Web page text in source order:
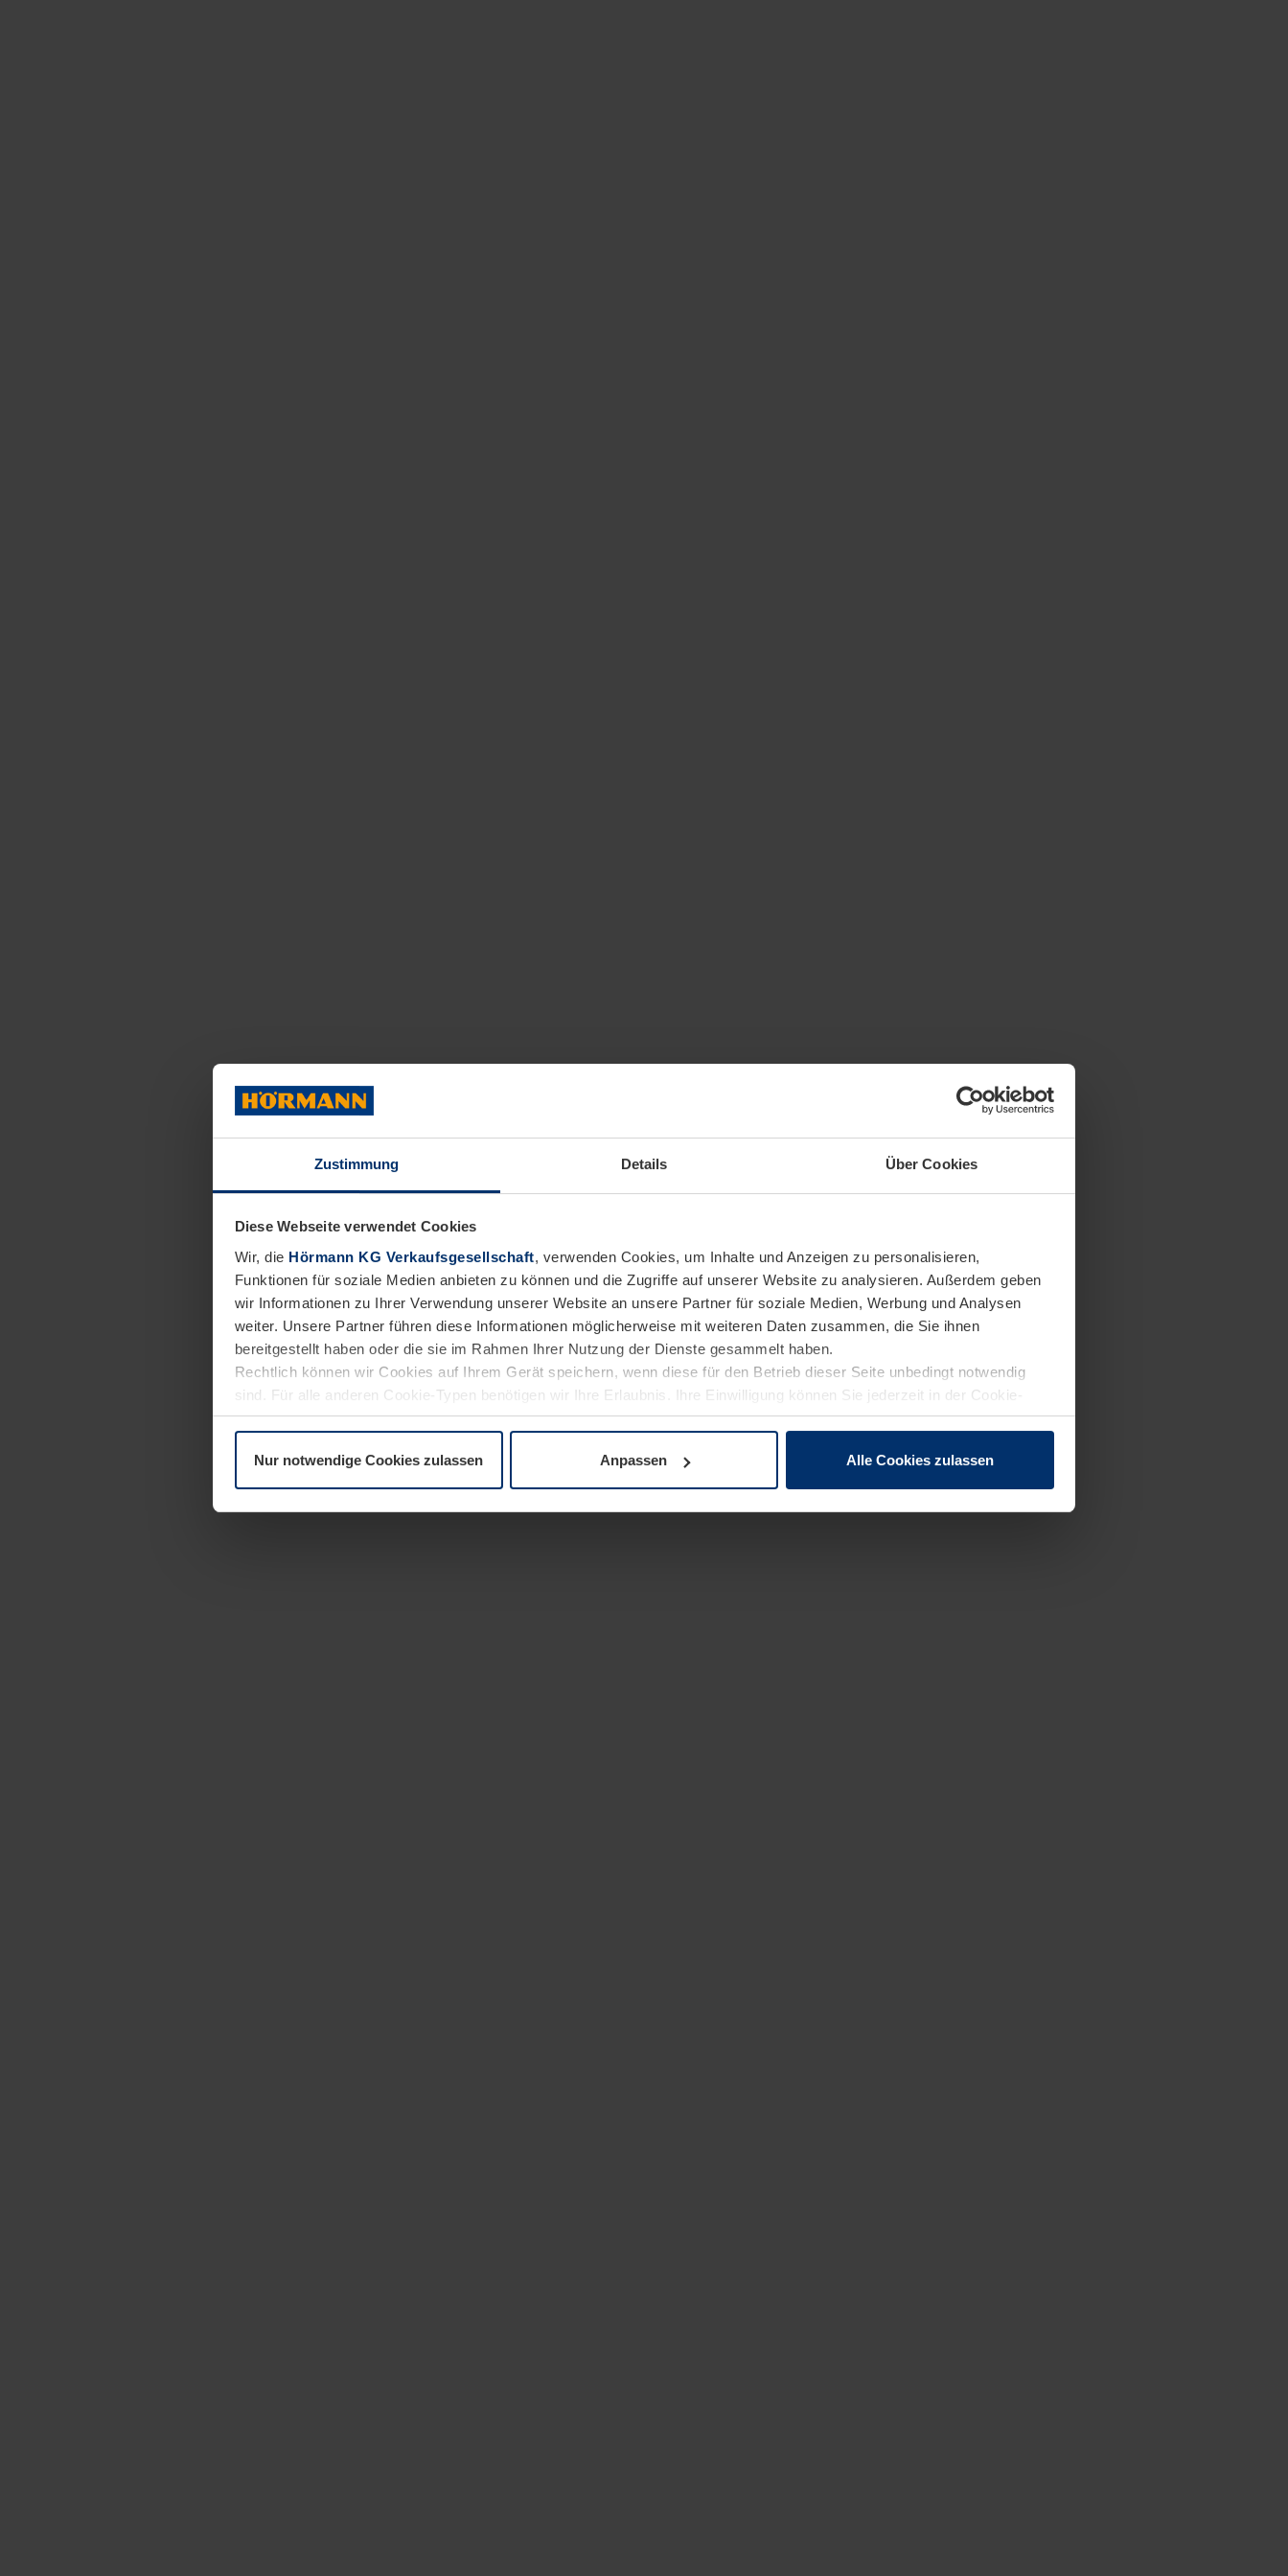
Zustimmung Details Über Cookies
Diese Webseite verwendet Cookies
Wir, die Hörmann KG Verkaufsgesellschaft, verwenden Cookies, um Inhalte und Anzeigen zu personalisieren,
Funktionen für soziale Medien anbieten zu können und die Zugriffe auf unserer Website zu analysieren. Außerdem geben
wir Informationen zu Ihrer Verwendung unserer Website an unsere Partner für soziale Medien, Werbung und Analysen
weiter. Unsere Partner führen diese Informationen möglicherweise mit weiteren Daten zusammen, die Sie ihnen
bereitgestellt haben oder die sie im Rahmen Ihrer Nutzung der Dienste gesammelt haben.
Rechtlich können wir Cookies auf Ihrem Gerät speichern, wenn diese für den Betrieb dieser Seite unbedingt notwendig
sind. Für alle anderen Cookie-Typen benötigen wir Ihre Erlaubnis. Ihre Einwilligung können Sie jederzeit in der Cookie-
Erläuterung auf der SeiteDatenschutzerklärungunserer Website ändern oder widerrufen.
Nur notwendige Cookies zulassen Anpassen Alle Cookies zulassen